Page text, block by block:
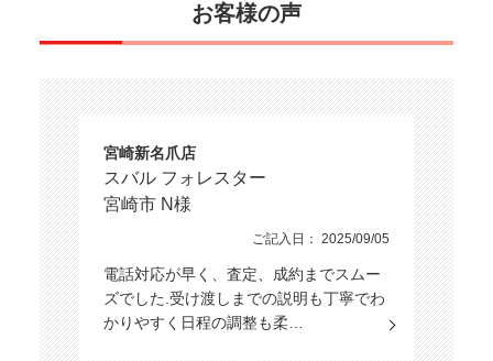
お客様の声
宮崎新名爪店
スバル フォレスター
宮崎市 N様
ご記入日： 2025/09/05
電話対応が早く、査定、成約までスムー
ズでした.受け渡しまでの説明も丁寧でわ
かりやすく日程の調整も柔…